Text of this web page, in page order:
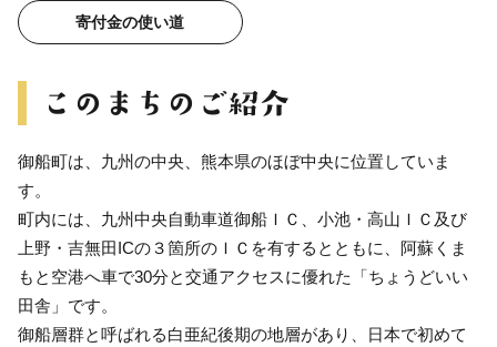
寄付金の使い道
御船町は、九州の中央、熊本県のほぼ中央に位置していま
す。
町内には、九州中央自動車道御船ＩＣ、小池・高山ＩＣ及び
上野・吉無田ICの３箇所のＩＣを有するとともに、阿蘇くま
もと空港へ車で30分と交通アクセスに優れた「ちょうどいい
田舎」です。
御船層群と呼ばれる白亜紀後期の地層があり、日本で初めて